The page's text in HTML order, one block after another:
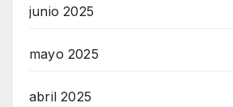
junio 2025
mayo 2025
abril 2025